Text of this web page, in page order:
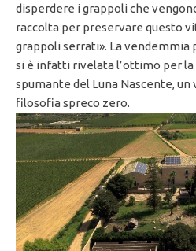
disperdere i grappoli che
raccolta per preservare questo
grappoli serrati». La vendemmia
si è infatti rivelata l’ottimo per
spumante del Luna Nascente,
filosofia spreco zero.